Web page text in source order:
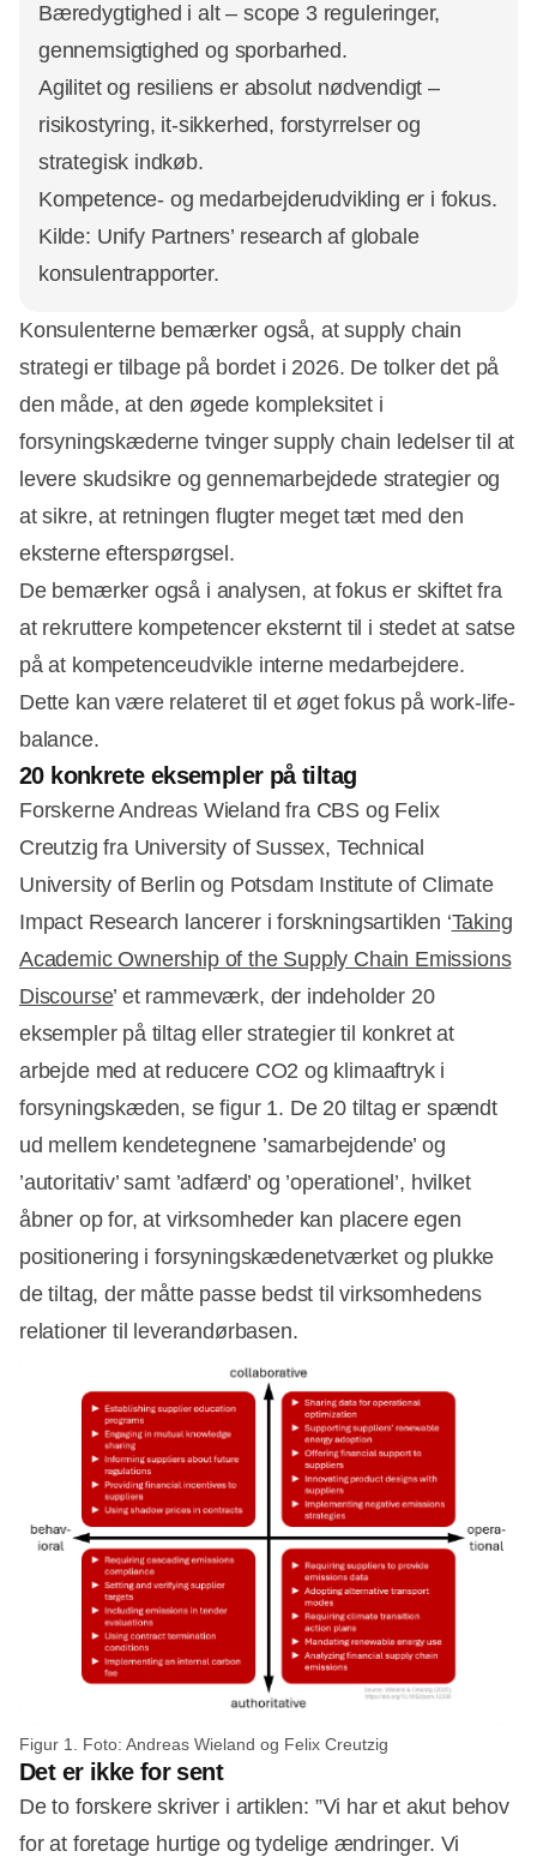
Bæredygtighed i alt – scope 3 reguleringer,
gennemsigtighed og sporbarhed.
Agilitet og resiliens er absolut nødvendigt –
risikostyring, it-sikkerhed, forstyrrelser og
strategisk indkøb.
Kompetence- og medarbejderudvikling er i fokus.
Kilde: Unify Partners’ research af globale
konsulentrapporter.
Konsulenterne bemærker også, at supply chain
strategi er tilbage på bordet i 2026. De tolker det på
den måde, at den øgede kompleksitet i
forsyningskæderne tvinger supply chain ledelser til at
levere skudsikre og gennemarbejdede strategier og
at sikre, at retningen flugter meget tæt med den
eksterne efterspørgsel.
De bemærker også i analysen, at fokus er skiftet fra
at rekruttere kompetencer eksternt til i stedet at satse
på at kompetenceudvikle interne medarbejdere.
Dette kan være relateret til et øget fokus på work-life-
balance.
20 konkrete eksempler på tiltag
Forskerne Andreas Wieland fra CBS og Felix
Creutzig fra University of Sussex, Technical
University of Berlin og Potsdam Institute of Climate
Impact Research lancerer i forskningsartiklen ‘Taking
Academic Ownership of the Supply Chain Emissions
Discourse’ et rammeværk, der indeholder 20
eksempler på tiltag eller strategier til konkret at
arbejde med at reducere CO2 og klimaaftryk i
forsyningskæden, se figur 1. De 20 tiltag er spændt
ud mellem kendetegnene ’samarbejdende’ og
’autoritativ’ samt ’adfærd’ og ’operationel’, hvilket
åbner op for, at virksomheder kan placere egen
positionering i forsyningskædenetværket og plukke
de tiltag, der måtte passe bedst til virksomhedens
relationer til leverandørbasen.
Figur 1. Foto: Andreas Wieland og Felix Creutzig
Det er ikke for sent
De to forskere skriver i artiklen: ”Vi har et akut behov
for at foretage hurtige og tydelige ændringer. Vi